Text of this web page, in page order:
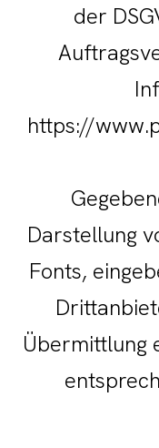
der
https://
Darstellung
Fonts,
Übermittlung